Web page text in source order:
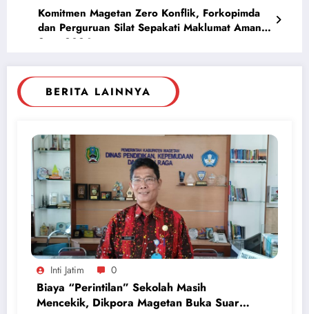
Komitmen Magetan Zero Konflik, Forkopimda
dan Perguruan Silat Sepakati Maklumat Aman
Suro 2026
BERITA LAINNYA
Inti Jatim 0
Biaya “Perintilan” Sekolah Masih
Mencekik, Dikpora Magetan Buka Suara